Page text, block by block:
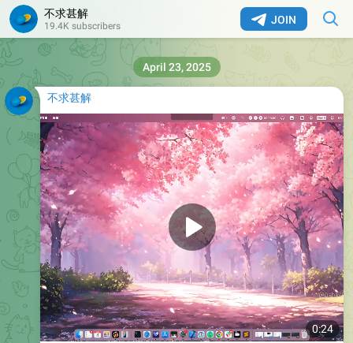
JOIN
不求甚解
19.4K subscribers
不求甚解
0:24
April 23, 2025